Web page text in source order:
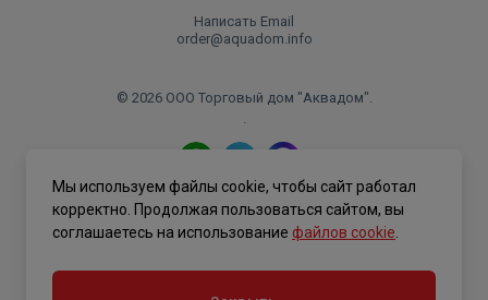
Написать Email
order@aquadom.info
© 2026 ООО Торговый дом "Аквадом".
.
Политика конфиденциальности
Мы используем файлы cookie, чтобы сайт работал
корректно. Продолжая пользоваться сайтом, вы
соглашаетесь на использование файлов cookie